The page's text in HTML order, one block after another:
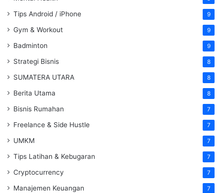
Tips Android / iPhone 9
Gym & Workout 9
Badminton 9
Strategi Bisnis 8
SUMATERA UTARA 8
Berita Utama 8
Bisnis Rumahan 7
Freelance & Side Hustle 7
UMKM 7
Tips Latihan & Kebugaran 7
Cryptocurrency 7
Manajemen Keuangan 7